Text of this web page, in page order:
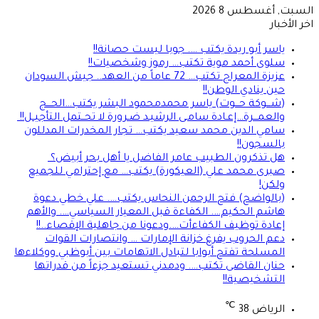
السبت, أغسطس 8 2026
اخر الأخبار
ياسر أبو ريدة يكتب …. جوبا ليست حصانة!!
سلوى أحمد موية تكتب… رموز وشخصيات!!
عزيزة المعراج تكتب… 72 عاماً من العهد.. جيش السودان
حين ينادي الوطن!!
(شـــوكة حـــوت) ياسر محمدمحمود البشر يكتب…الحـــج
والعمـــرة…إعـادة سامـى الرشيـد ضـرورة لا تحــتمل التأجيــل!!
سامي الدين محمد سعيد يكتب… تجار المخدرات المدللون
بالسجون!!
هل تذكرون الطبيب عامر الفاضل يا أهل بحر أبيض؟
صبرى محمد علي (العيكورة) يكتب… مع إحترامي للجميع
ولكن!
(بالواضح) فتح الرحمن النحاس يكتب…. علي خطي دعوة
هاشم الحكيم…. الكفاءة قبل المعيار السياسي…. والأهم
إعادة توظيف الكفاءأت….ودعونا من جاهلية الإقصاء..!!
دعم الحروب يفرغ خزانة الإمارات … وانتصارات القوات
المسلحة تفتح أبوابا لتبادل الاتهامات بين أبوظبي ووكلاءها
حنان القاضى تكتب…. ودمدني تستعيد جزءاً من قدراتها
التشخيصية!!
الرياض 38
℃